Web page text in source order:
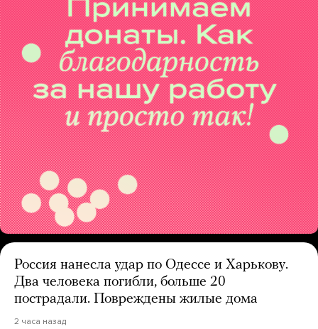
Россия нанесла удар по Одессе и Харькову.
Два человека погибли, больше 20
пострадали. Повреждены жилые дома
2 часа назад